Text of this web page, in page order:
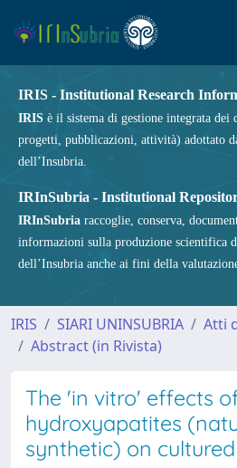
IRIS - Institutional Research
IRIS è il sistema di gestione integrata dei
progetti, pubblicazioni, attività) adottato
dell’Insubria.
IRInSubria - Institutional
IRInSubria raccoglie, conserva,
informazioni sulla produzione scientifica
dell’Insubria anche ai fini della
IRIS SIARI UNINSUBRIA
Atti
Abstract (in Rivista)
The 'in vitro' effects
hydroxyapatites
synthetic) on